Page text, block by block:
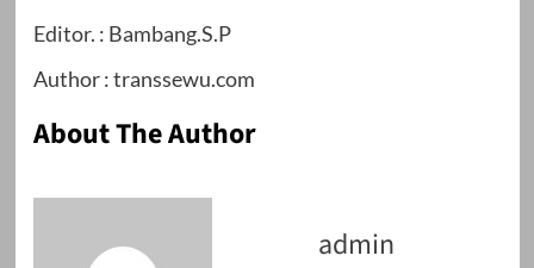
Editor. : Bambang.S.P
Author : transsewu.com
About The Author
admin